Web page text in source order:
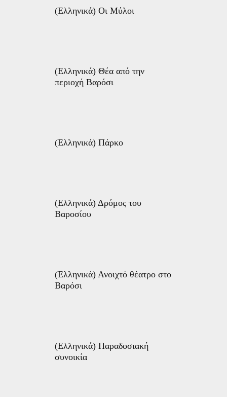
(Ελληνικά) Οι Μύλοι
(Ελληνικά) Θέα από την
περιοχή Βαρόσι
(Ελληνικά) Πάρκο
(Ελληνικά) Δρόμος του
Βαροσίου
(Ελληνικά) Ανοιχτό θέατρο στο
Βαρόσι
(Ελληνικά) Παραδοσιακή
συνοικία